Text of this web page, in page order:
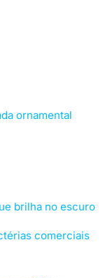
ornamental
brilha no escuro
comerciais